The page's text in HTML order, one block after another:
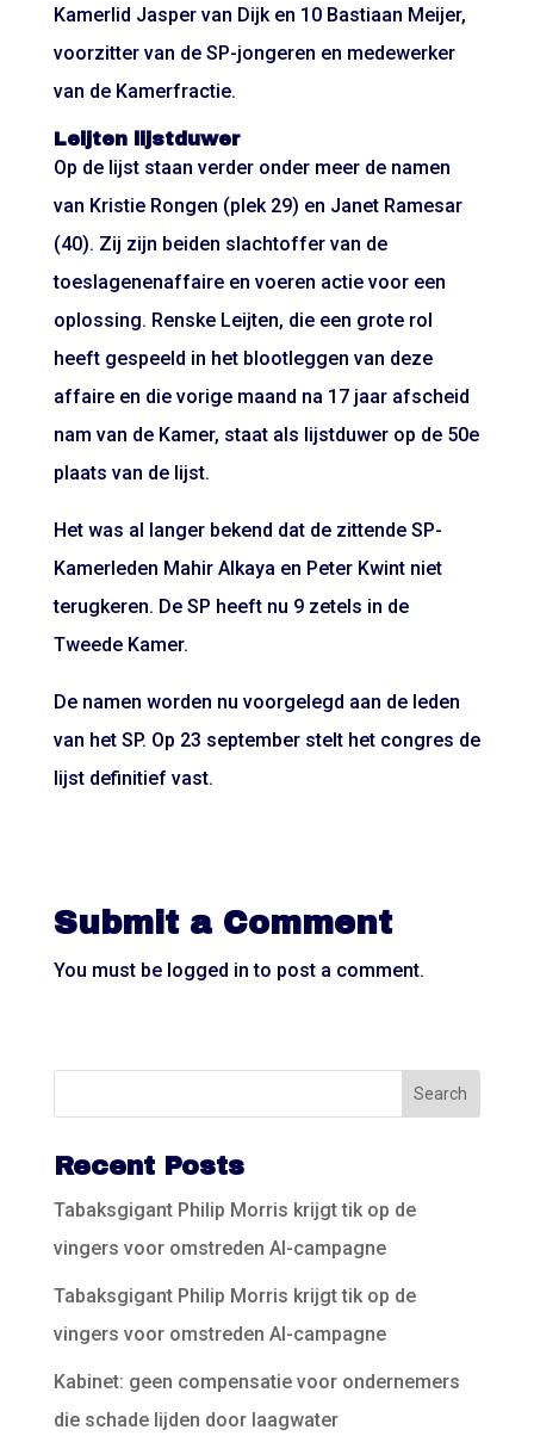
Kamerlid Jasper van Dijk en 10 Bastiaan Meijer,
voorzitter van de SP-jongeren en medewerker
van de Kamerfractie.
Leijten lijstduwer
Op de lijst staan verder onder meer de namen
van Kristie Rongen (plek 29) en Janet Ramesar
(40). Zij zijn beiden slachtoffer van de
toeslagenenaffaire en voeren actie voor een
oplossing. Renske Leijten, die een grote rol
heeft gespeeld in het blootleggen van deze
affaire en die vorige maand na 17 jaar afscheid
nam van de Kamer, staat als lijstduwer op de 50e
plaats van de lijst.
Het was al langer bekend dat de zittende SP-
Kamerleden Mahir Alkaya en Peter Kwint niet
terugkeren. De SP heeft nu 9 zetels in de
Tweede Kamer.
De namen worden nu voorgelegd aan de leden
van het SP. Op 23 september stelt het congres de
lijst definitief vast.
Submit a Comment
You must be logged in to post a comment.
Recent Posts
Tabaksgigant Philip Morris krijgt tik op de
vingers voor omstreden AI-campagne
Tabaksgigant Philip Morris krijgt tik op de
vingers voor omstreden AI-campagne
Kabinet: geen compensatie voor ondernemers
die schade lijden door laagwater